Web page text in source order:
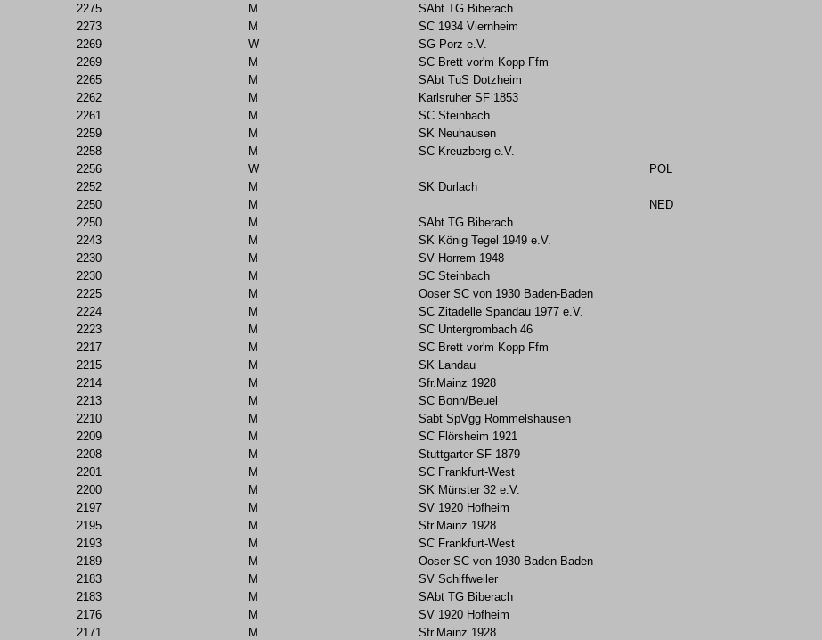
2275 M
SAbt TG Biberach
2273 M
SC 1934 Viernheim
2269 W
SG Porz e.V.
2269 M
SC Brett vor'm Kopp Ffm
2265 M
SAbt TuS Dotzheim
2262 M
Karlsruher SF 1853
2261 M
SC Steinbach
2259 M
SK Neuhausen
2258 M
SC Kreuzberg e.V.
2256 W
POL
2252 M
SK Durlach
2250 M
NED
2250 M
SAbt TG Biberach
2243 M
SK König Tegel 1949 e.V.
2230 M
SV Horrem 1948
2230 M
SC Steinbach
2225 M
Ooser SC von 1930 Baden-Baden
2224 M
SC Zitadelle Spandau 1977 e.V.
2223 M
SC Untergrombach 46
2217 M
SC Brett vor'm Kopp Ffm
2215 M
SK Landau
2214 M
Sfr.Mainz 1928
2213 M
SC Bonn/Beuel
2210 M
Sabt SpVgg Rommelshausen
2209 M
SC Flörsheim 1921
2208 M
Stuttgarter SF 1879
2201 M
SC Frankfurt-West
2200 M
SK Münster 32 e.V.
2197 M
SV 1920 Hofheim
2195 M
Sfr.Mainz 1928
2193 M
SC Frankfurt-West
2189 M
Ooser SC von 1930 Baden-Baden
2183 M
SV Schiffweiler
2183 M
SAbt TG Biberach
2176 M
SV 1920 Hofheim
2171 M
Sfr.Mainz 1928